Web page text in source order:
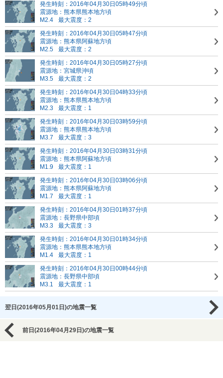
発生時刻：2016年04月30日05時49分頃
震源地：熊本県熊本地方頃
M2.4
最大震度：2
発生時刻：2016年04月30日05時47分頃
震源地：熊本県阿蘇地方頃
M2.5
最大震度：2
発生時刻：2016年04月30日05時27分頃
震源地：宮城県沖頃
M3.5
最大震度：2
発生時刻：2016年04月30日04時33分頃
震源地：熊本県熊本地方頃
M2.3
最大震度：1
発生時刻：2016年04月30日03時59分頃
震源地：熊本県熊本地方頃
M3.7
最大震度：3
発生時刻：2016年04月30日03時31分頃
震源地：熊本県阿蘇地方頃
M1.9
最大震度：1
発生時刻：2016年04月30日03時06分頃
震源地：熊本県阿蘇地方頃
M1.7
最大震度：1
発生時刻：2016年04月30日01時37分頃
震源地：長野県中部頃
M3.3
最大震度：3
発生時刻：2016年04月30日01時34分頃
震源地：熊本県熊本地方頃
M1.4
最大震度：1
発生時刻：2016年04月30日00時44分頃
震源地：長野県中部頃
M3.1
最大震度：1
翌日(2016年05月01日)の地震一覧
前日(2016年04月29日)の地震一覧